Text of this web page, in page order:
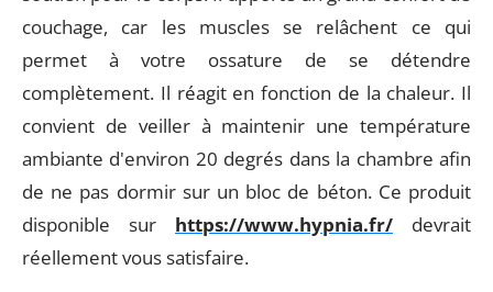
couchage, car les muscles se relâchent ce qui
permet à votre ossature de se détendre
complètement. Il réagit en fonction de la chaleur. Il
convient de veiller à maintenir une température
ambiante d'environ 20 degrés dans la chambre afin
de ne pas dormir sur un bloc de béton. Ce produit
disponible sur https://www.hypnia.fr/ devrait
réellement vous satisfaire.